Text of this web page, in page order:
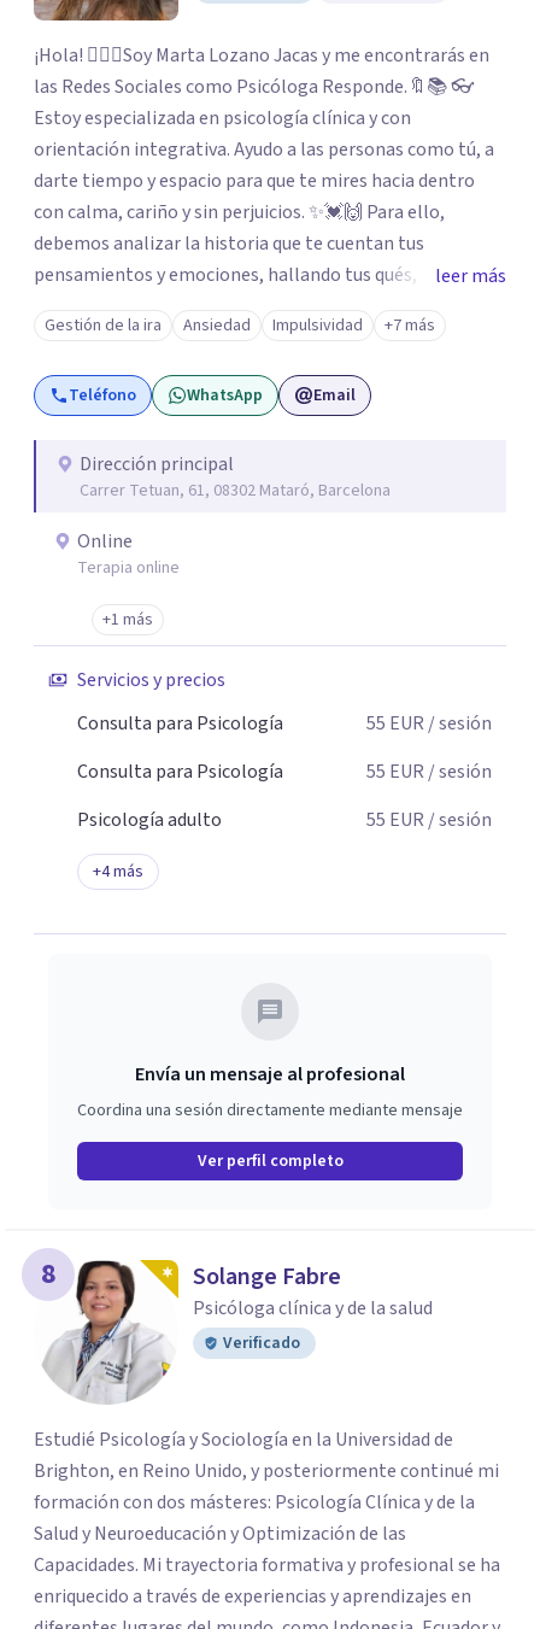
¡Hola! 🙋🏼‍♀️Soy Marta Lozano Jacas y me encontrarás en
las Redes Sociales como Psicóloga Responde.🔖📚 👓
Estoy especializada en psicología clínica y con
orientación integrativa. Ayudo a las personas como tú, a
darte tiempo y espacio para que te mires hacia dentro
con calma, cariño y sin perjuicios. ✨💓🙌 Para ello,
debemos analizar la historia que te cuentan tus
pensamientos y emociones, hallando tus qués, tus
cómos, tus porqués, tus cuándos y tus dóndes a lo largo
de tu vida. Así, podrás desenredar el lío que es vivir, podrás
aceptar quien eres: un ser humano que siente, que piensa
y que hace; un ser que se contradice, que tiene dudas y que
leer más
Gestión de la ira Ansiedad Impulsividad +7 más
Teléfono WhatsApp Email
Dirección principal
Carrer Tetuan, 61, 08302 Mataró, Barcelona
Online
Terapia online
+1 más
Servicios y precios
Consulta para Psicología
55 EUR / sesión
Consulta para Psicología
55 EUR / sesión
Psicología adulto
55 EUR / sesión
+4más
Envía un mensaje al profesional
Coordina una sesión directamente mediante mensaje
Ver perfil completo
8 Solange Fabre
Psicóloga clínica y de la salud
Verificado
Estudié Psicología y Sociología en la Universidad de
Brighton, en Reino Unido, y posteriormente continué mi
formación con dos másteres: Psicología Clínica y de la
Salud y Neuroeducación y Optimización de las
Capacidades. Mi trayectoria formativa y profesional se ha
enriquecido a través de experiencias y aprendizajes en